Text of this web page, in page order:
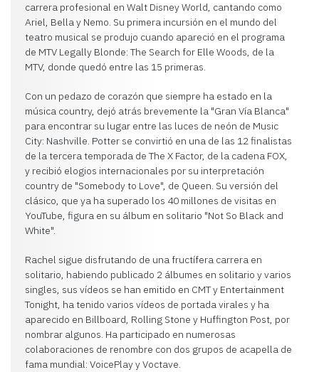
carrera profesional en Walt Disney World, cantando como
Ariel, Bella y Nemo. Su primera incursión en el mundo del
teatro musical se produjo cuando apareció en el programa
de MTV Legally Blonde: The Search for Elle Woods, de la
MTV, donde quedó entre las 15 primeras.
Con un pedazo de corazón que siempre ha estado en la
música country, dejó atrás brevemente la "Gran Vía Blanca"
para encontrar su lugar entre las luces de neón de Music
City: Nashville. Potter se convirtió en una de las 12 finalistas
de la tercera temporada de The X Factor, de la cadena FOX,
y recibió elogios internacionales por su interpretación
country de "Somebody to Love", de Queen. Su versión del
clásico, que ya ha superado los 40 millones de visitas en
YouTube, figura en su álbum en solitario "Not So Black and
White".
Rachel sigue disfrutando de una fructífera carrera en
solitario, habiendo publicado 2 álbumes en solitario y varios
singles, sus vídeos se han emitido en CMT y Entertainment
Tonight, ha tenido varios vídeos de portada virales y ha
aparecido en Billboard, Rolling Stone y Huffington Post, por
nombrar algunos. Ha participado en numerosas
colaboraciones de renombre con dos grupos de acapella de
fama mundial: VoicePlay y Voctave.